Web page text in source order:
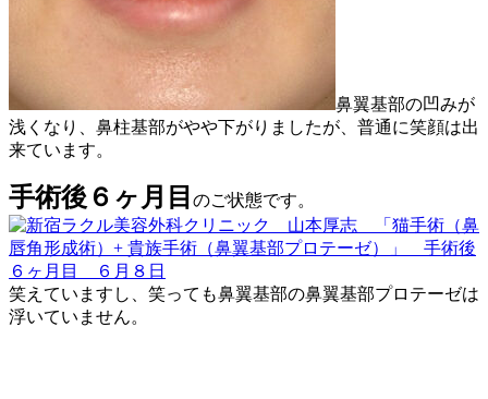
鼻翼基部の凹みが
浅くなり、鼻柱基部がやや下がりましたが、普通に笑顔は出
来ています。
手術後６ヶ月目 のご状態です。
笑えていますし、笑っても鼻翼基部の鼻翼基部プロテーゼは
浮いていません。